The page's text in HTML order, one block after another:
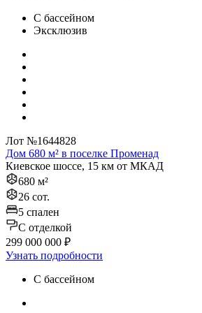
С бассейном
Эксклюзив
Лот №1644828
Дом 680 м² в поселке Променад
Киевское шоссе, 15 км от МКАД
680 м²
26 сот.
5 спален
C отделкой
299 000 000 ₽
Узнать подробности
С бассейном